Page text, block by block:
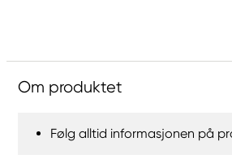
Om produktet
Følg alltid informasjonen på